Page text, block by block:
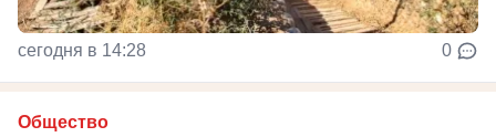
сегодня в 14:28 0
Общество